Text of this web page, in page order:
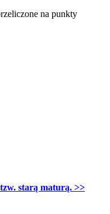
na punkty
starą maturą. >>